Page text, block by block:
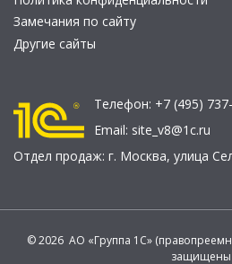
Замечания по сайту
Другие сайты
Телефон: +7 (495)
Email: site_v8@1c.ru
Отдел продаж: г. Москва, улица
© 2026 АО «Группа 1С»
защищены